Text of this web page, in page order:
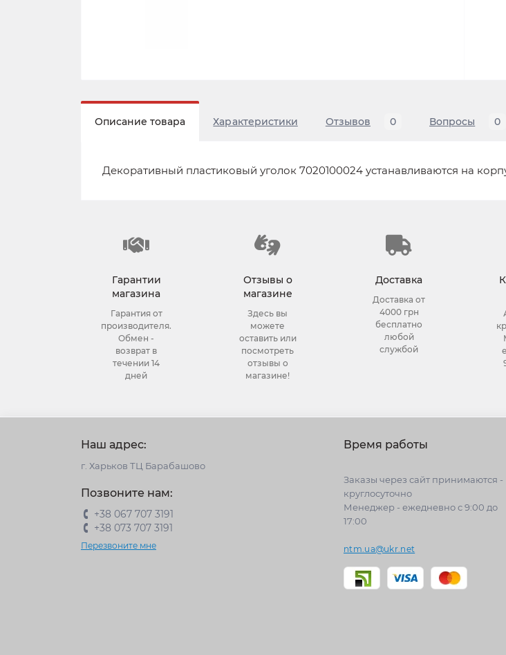
Описание товара Характеристики Отзывов 0 Вопросы 0
Декоративный пластиковый уголок 7020100024 устанавливаются на
Гарантии
магазина
Гарантия от
производителя.
Обмен -
возврат в
течении 14
дней
Отзывы о
магазине
Здесь вы
можете
оставить или
посмотреть
отзывы о
магазине!
Доставка
Доставка от
4000 грн
бесплатно
любой
службой
Наш адрес:
г. Харьков ТЦ Барабашово
Позвоните нам:
+38 067 707 3191
+38 073 707 3191
Перезвоните мне
Время работы
Заказы через сайт принимаются -
круглосуточно
Менеджер - ежедневно с 9:00 до
17:00
ntm.ua@ukr.net